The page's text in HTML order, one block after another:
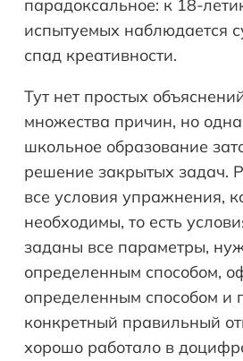
парадоксальное: к 18-
испытуемых наблюдается
спад креативности.
Тут нет простых
множества причин, но
школьное образование
решение закрытых задач.
все условия упражнения,
необходимы, то есть
заданы все параметры,
определенным способом,
определенным способом и
конкретный правильный
хорошо работало в